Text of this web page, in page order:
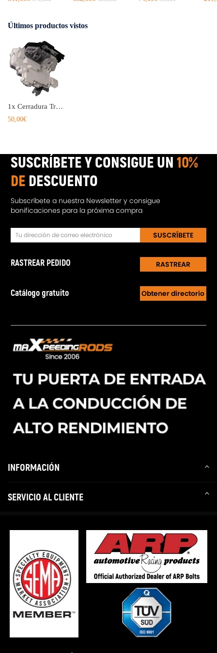
Últimos productos vistos
1x Cerradura Trasera Izquierda 8K0839015 compatible para Audi Q3 Q5 Q7 A4 8K A5 8T TT 8J compatible para VW
50,00€
SUSCRÍBETE Y CONSIGUE UN10%
DE DESCUENTO
Subscríbete a nuestra Newsletter y consigue
bonificaciones para la próxima compra
SUSCRÍBETE
RASTREAR PEDIDO RASTREAR
Catálogo gratuito Obtener directorio
INFORMACIÓN
SERVICIO AL CLIENTE